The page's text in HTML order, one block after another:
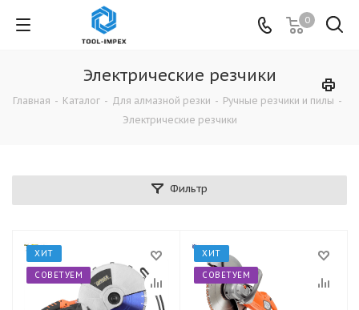
0
Электрические резчики
Главная - Каталог - Для алмазной резки - Ручные резчики и пилы -
Электрические резчики
Фильтр
ХИТ
СОВЕТУЕМ
ХИТ
СОВЕТУЕМ